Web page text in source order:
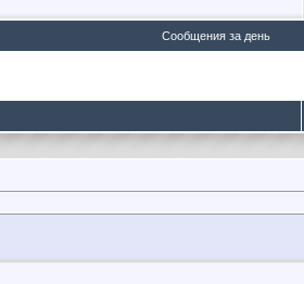
Сообщения за день